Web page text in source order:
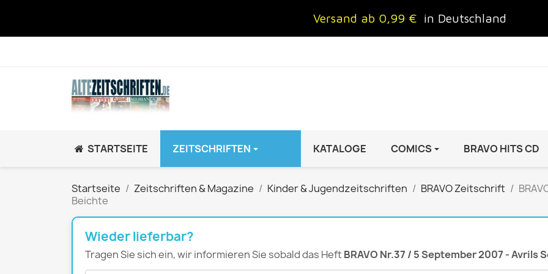
Versand ab 0,99 € in Deutschland
STARTSEITE ZEITSCHRIFTEN
JUGEND / KIND
BRAVO HipHop Special
hey!
FRAUEN
Cosmopolitan
InStyle
AUTO & MOTOR
auto motor sport Archiv
Broschüren
KATALOGE COMICS BRAVO HITS CD
Startseite Zeitschriften & Magazine Kinder & Jugendzeitschriften BRAVO Zeitschrift
Beichte
Wieder lieferbar?
Tragen Sie sich ein, wir informieren Sie sobald das Heft BRAVO Nr.37 / 5 September 2007 - Avrils